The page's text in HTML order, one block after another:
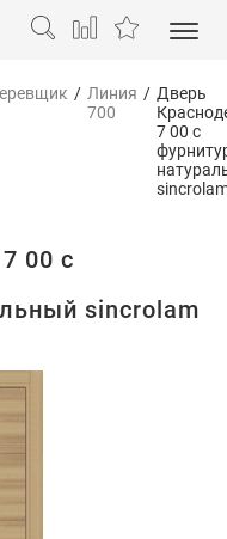
/ Линия
700
/ Дверь
7 00 с
00 с
sincrolam